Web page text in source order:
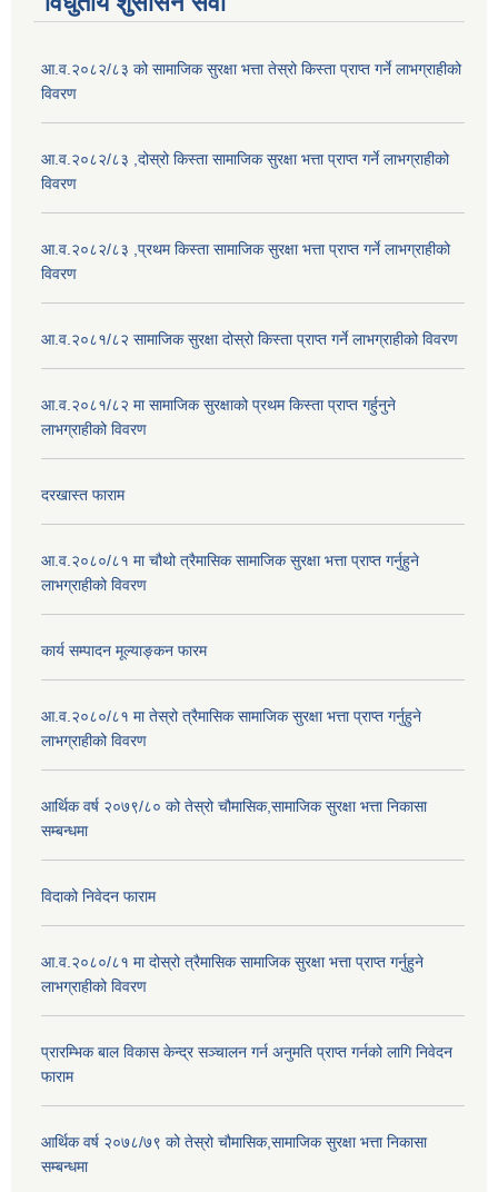
आ.व.२०८२/८३ को सामाजिक सुरक्षा भत्ता तेस्रो किस्ता प्राप्त गर्ने लाभग्राहीको
विवरण
आ.व.२०८२/८३ ,दोस्रो किस्ता सामाजिक सुरक्षा भत्ता प्राप्त गर्ने लाभग्राहीको
विवरण
आ.व.२०८२/८३ ,प्रथम किस्ता सामाजिक सुरक्षा भत्ता प्राप्त गर्ने लाभग्राहीको
विवरण
आ.व.२०८१/८२ सामाजिक सुरक्षा दोस्रो किस्ता प्राप्त गर्ने लाभग्राहीको विवरण
आ.व.२०८१/८२ मा सामाजिक सुरक्षाको प्रथम किस्ता प्राप्त गर्हुनुने
लाभग्राहीको विवरण
दरखास्त फाराम
आ.व.२०८०/८१ मा चौथो त्रैमासिक सामाजिक सुरक्षा भत्ता प्राप्त गर्नुहुने
लाभग्राहीको विवरण
कार्य सम्पादन मूल्याङ्कन फारम
आ.व.२०८०/८१ मा तेस्रो त्रैमासिक सामाजिक सुरक्षा भत्ता प्राप्त गर्नुहुने
लाभग्राहीको विवरण
आर्थिक वर्ष २०७९/८० को तेस्रो चौमासिक,सामाजिक सुरक्षा भत्ता निकासा
सम्बन्धमा
विदाको निवेदन फाराम
आ.व.२०८०/८१ मा दोस्रो त्रैमासिक सामाजिक सुरक्षा भत्ता प्राप्त गर्नुहुने
लाभग्राहीको विवरण
प्रारम्भिक बाल विकास केन्द्र सञ्चालन गर्न अनुमति प्राप्त गर्नको लागि निवेदन
फाराम
आर्थिक वर्ष २०७८/७९ को तेस्रो चौमासिक,सामाजिक सुरक्षा भत्ता निकासा
सम्बन्धमा